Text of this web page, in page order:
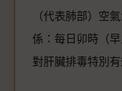
（代表肺部）空
係：每日卯時（
對肝臟排毒特別有